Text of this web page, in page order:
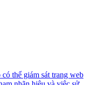
thể giám sát trang web